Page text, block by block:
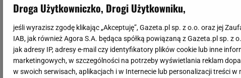
Zakochaj się w biżuterii Lilou,
stylizację. Teraz w prezencie
zawieszkę
Droga Użytkowniczko, Drogi Użytkowniku,
jeśli wyrazisz zgodę klikając „Akceptuję”, Gazeta.pl sp. z o.o. oraz jej
IAB, jak również Agora S.A. będąca spółką powiązaną z Gazeta.pl sp. z
jak adresy IP, adresy e-mail czy identyfikatory plików cookie lub inne
marketingowych, w szczególności na potrzeby wyświetlania reklam
w swoich serwisach, aplikacjach i w Internecie lub personalizacji treści